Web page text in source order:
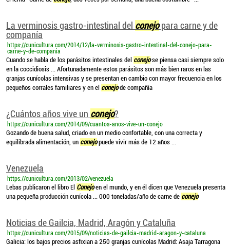
La verminosis gastro-intestinal del conejopara carne y de
companía
https://cunicultura.com/2014/12/la-verminosis-gastro-intestinal-del-conejo-para-
carne-y-de-compania
Cuando se habla de los parásitos intestinales del conejose piensa casi siempre solo
en la coccidiosis ... Afortunadamente estos parásitos son más bien raros en las
granjas cunícolas intensivas y se presentan en cambio con mayor frecuencia en los
pequeños corrales familiares y en el conejode compañía
¿Cuántos años vive un conejo?
https://cunicultura.com/2014/09/cuantos-anos-vive-un-conejo
Gozando de buena salud, criado en un medio confortable, con una correcta y
equilibrada alimentación, un conejopuede vivir más de 12 años ...
Venezuela
https://cunicultura.com/2013/02/venezuela
Lebas publicaron el libro El Conejoen el mundo, y en él dicen que Venezuela presenta
una pequeña producción cunícola ... 000 toneladas/año de carne de conejo
Noticias de Gailcia, Madrid, Aragón y Cataluña
https://cunicultura.com/2015/09/noticias-de-gailcia-madrid-aragon-y-cataluna
Galicia: los bajos precios asfixian a 250 granjas cunícolas Madrid: Asaja Tarragona